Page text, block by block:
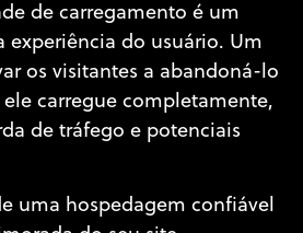
de carregamento é um
experiência do usuário. Um
os visitantes a abandoná-lo
carregue completamente,
de tráfego e potenciais
uma hospedagem confiável